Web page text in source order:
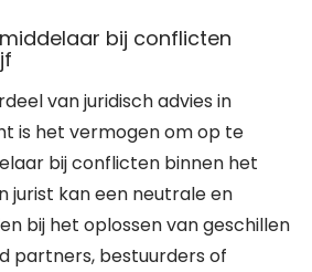
bij conflicten
van juridisch advies in
is het vermogen om op te
bij conflicten binnen het
jurist kan een neutrale en
bij het oplossen van geschillen
partners, bestuurders of